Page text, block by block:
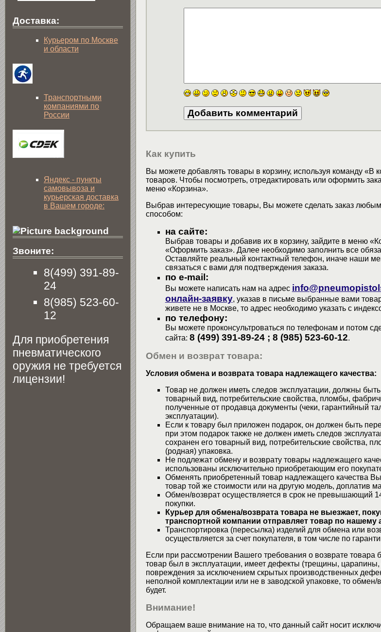
Как купить
Вы можете добавлять товары в корзину, используя команду «В
товаров. Чтобы посмотреть, отредактировать или оформить
меню «Корзина».
Выбрав интересующие товары, Вы можете сделать заказ
способом:
на сайте:
Выбрав товары и добавив их в корзину, зайдите в меню
«Оформить заказ». Далее необходимо заполнить все
Оставляйте реальный контактный телефон, иначе наши
связаться с вами для подтверждения заказа.
по e-mail:
Вы можете написать нам на адрес
онлайн-заявку, указав в письме выбранные вами
живете не в Москве, то адрес необходимо указать с
по телефону:
Вы можете проконсультроваться по телефонам и потом
сайта: 8 (499) 391-89-24 ; 8 (985) 523-60-12.
Обмен и возврат товара:
Условия обмена и возврата товара надлежащего качества:
Товар не должен иметь следов эксплуатации, должны
товарный вид, потребительские свойства, пломбы,
полученные от продавца документы (чеки, гарантийный
эксплуатации).
Если к товару был приложен подарок, он должен быть
при этом подарок также не должен иметь следов
сохранен его товарный вид, потребительские свойства,
(родная) упаковка.
Не подлежат обмену и возврату товары надлежащего
использованы исключительно приобретающим его
Обменять приобретенный товар надлежащего качества
товар той же стоимости или на другую модель, доплатив
Обмен/возврат осуществляется в срок не превышающий
покупки.
Курьер для обмена/возврата товара не выезжает,
транспортной компании отправляет товар по нашему
Транспортировка (пересылка) изделий для обмена или
осуществляется за счет покупателя, в том числе по
Если при рассмотрении Вашего требования о возврате товара
товар был в эксплуатации, имеет дефекты (трещины,
повреждения за исключением скрытых производственных
неполной комплектации или не в заводской упаковке, то обмен/
будет.
Внимание!
Обращаем ваше внимание на то, что данный сайт носит
Доставка:
Курьером по Москве
и области
Транспортными
компаниями по
России
Яндекс - пункты
самовывоза и
курьерская доставка
в Вашем городе:
Звоните:
8(499) 391-89-
24
8(985) 523-60-
12
Для приобретения
пневматического
оружия не требуется
лицензии!